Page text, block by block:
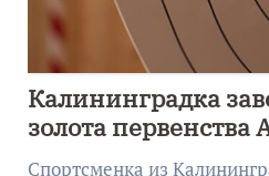
Калининградка
золота первенства
метанию ножа
Спортсменка из